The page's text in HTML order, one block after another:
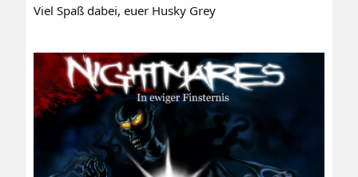
Viel Spaß dabei, euer Husky Grey